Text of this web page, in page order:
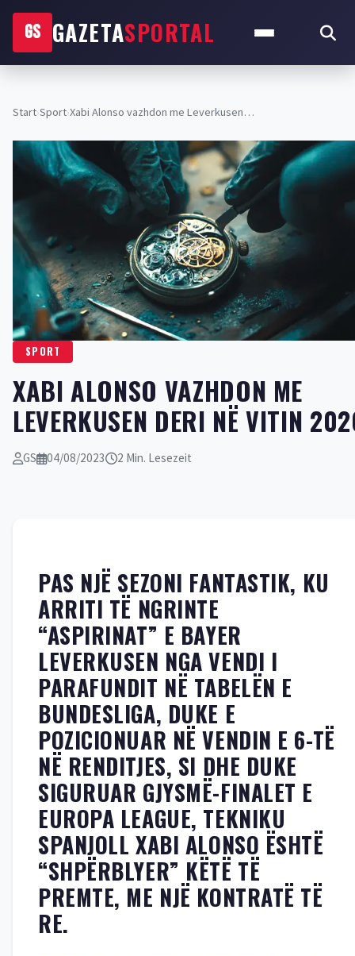
GS GAZETASPORTAL
Start›Sport›Xabi Alonso vazhdon me Leverkusen…
SPORT
XABI ALONSO VAZHDON ME
LEVERKUSEN DERI NË VITIN
GS 04/08/2023 2 Min. Lesezeit
PAS NJË SEZONI FANTASTIK, KU
ARRITI TË NGRINTE
“ASPIRINAT” E BAYER
LEVERKUSEN NGA VENDI I
PARAFUNDIT NË TABELËN E
BUNDESLIGA, DUKE E
POZICIONUAR NË VENDIN E 6-TË
NË RENDITJES, SI DHE DUKE
SIGURUAR GJYSMË-FINALET E
EUROPA LEAGUE, TEKNIKU
SPANJOLL XABI ALONSO ËSHTË
“SHPËRBLYER” KËTË TË
PREMTE, ME NJË KONTRATË TË
RE.